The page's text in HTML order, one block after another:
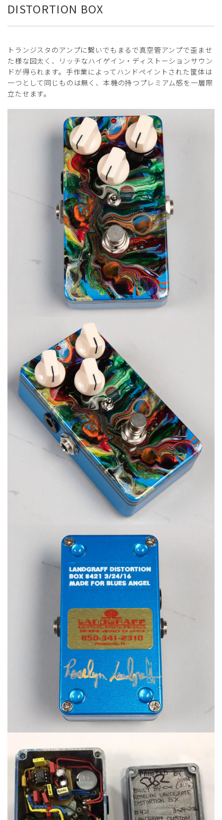
DISTORTION BOX
トランジスタのアンプに繋いでもまるで真空管アンプで歪ませ
た様な図太く、リッチなハイゲイン・ディストーションサウン
ドが得られます。手作業によってハンドペイントされた筐体は
一つとして同じものは無く、本機の持つプレミアム感を一層際
立たせます。